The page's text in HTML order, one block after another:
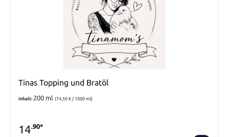
Tinas Topping und Bratöl
Inhalt: 200 ml (74,50 € / 1000 ml)
14.90*